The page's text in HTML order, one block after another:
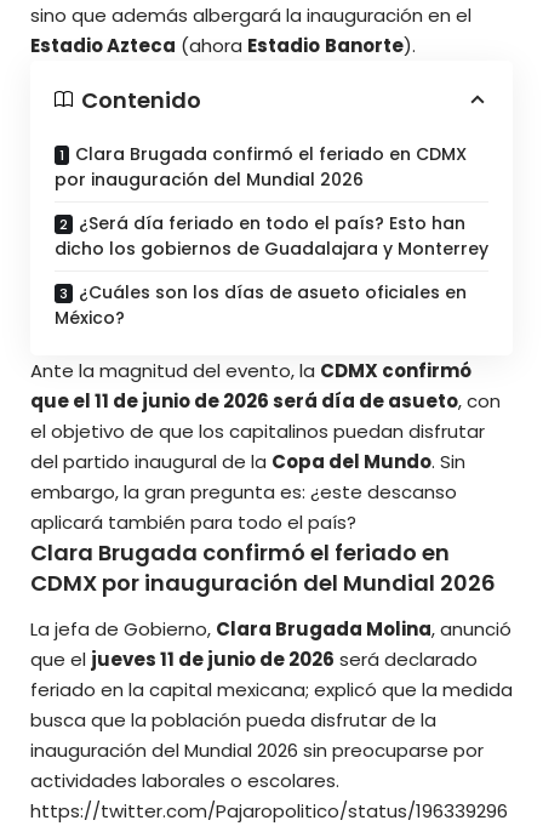
sino que además albergará la inauguración en el
Estadio Azteca (ahora Estadio Banorte).
Contenido
Clara Brugada confirmó el feriado en CDMX
por inauguración del Mundial 2026
¿Será día feriado en todo el país? Esto han
dicho los gobiernos de Guadalajara y Monterrey
¿Cuáles son los días de asueto oficiales en
México?
Ante la magnitud del evento, la CDMX confirmó
que el 11 de junio de 2026 será día de asueto, con
el objetivo de que los capitalinos puedan disfrutar
del partido inaugural de la Copa del Mundo. Sin
embargo, la gran pregunta es: ¿este descanso
aplicará también para todo el país?
Clara Brugada confirmó el feriado en
CDMX por inauguración del Mundial 2026
La jefa de Gobierno, Clara Brugada Molina, anunció
que el jueves 11 de junio de 2026 será declarado
feriado en la capital mexicana; explicó que la medida
busca que la población pueda disfrutar de la
inauguración del Mundial 2026 sin preocuparse por
actividades laborales o escolares.
https://twitter.com/Pajaropolitico/status/196339296